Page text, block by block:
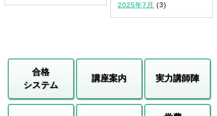
2025年7月 (3)
合格
システム
講座案内 実力講師陣